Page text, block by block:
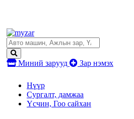
Миний зарууд Зар нэмэх
Нүүр
Сургалт, дамжаа
Үсчин, Гоо сайхан